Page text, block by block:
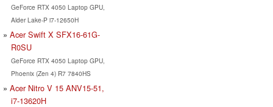
GeForce RTX 4050 Laptop GPU,
Alder Lake-P i7-12650H
Acer Swift X SFX16-61G-
R0SU
GeForce RTX 4050 Laptop GPU,
Phoenix (Zen 4) R7 7840HS
Acer Nitro V 15 ANV15-51,
i7-13620H